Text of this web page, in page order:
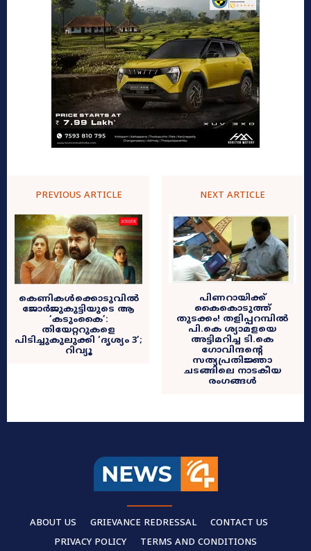
PREVIOUS ARTICLE
കെണികൾക്കൊടുവിൽ
ജോർജുകുട്ടിയുടെ ആ
‘കടുംകൈ’:
തിയേറ്ററുകളെ
പിടിച്ചുകുലുക്കി ‘ദൃശ്യം 3’;
റിവ്യൂ
NEXT ARTICLE
പിണറായിക്ക്
കൈകൊടുത്ത്
തുടക്കം! തളിപ്പറമ്പിൽ
പി.കെ ശ്യാമളയെ
അട്ടിമറിച്ച ടി.കെ
ഗോവിന്ദന്റെ
സത്യപ്രതിജ്ഞാ
ചടങ്ങിലെ നാടകീയ
രംഗങ്ങൾ
ABOUT US GRIEVANCE REDRESSAL
CONTACT US
PRIVACY POLICY
TERMS AND CONDITIONS